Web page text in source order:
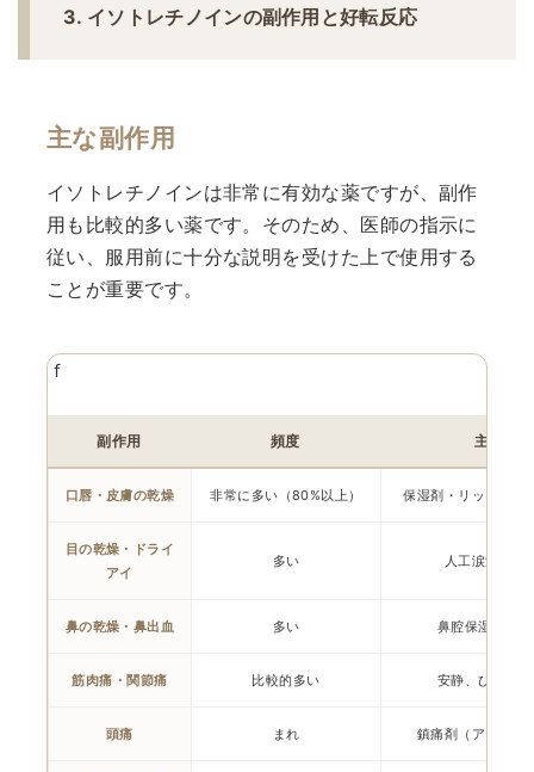
3. イソトレチノインの副作用と好転反応
主な副作用
イソトレチノインは非常に有効な薬ですが、副作
用も比較的多い薬です。そのため、医師の指示に
従い、服用前に十分な説明を受けた上で使用する
ことが重要です。
ｆ
副作用 頻度 主な対
口唇・皮膚の乾燥 非常に多い（80%以上） 保湿剤・リップクリ
目の乾燥・ドライ
アイ
多い 人工涙液点眼
鼻の乾燥・鼻出血 多い 鼻腔保湿（ワ
筋肉痛・関節痛 比較的多い 安静、ひどい
頭痛 まれ 鎮痛剤（アセトア